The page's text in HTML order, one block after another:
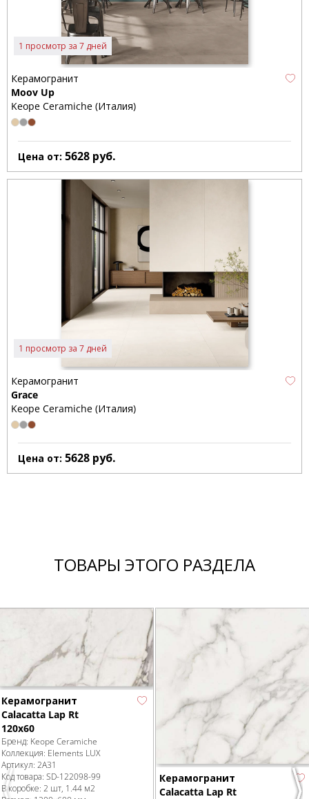
1 просмотр за 7 дней
Керамогранит
Moov Up
Keope Ceramiche (Италия)
Цена от: 5628 руб.
1 просмотр за 7 дней
Керамогранит
Grace
Keope Ceramiche (Италия)
Цена от: 5628 руб.
ТОВАРЫ ЭТОГО РАЗДЕЛА
Керамогранит
Calacatta Lap Rt
120x60
Бренд: Keope Ceramiche
Коллекция: Elements LUX
Артикул: 2A31
Код товара: SD-122098-99
В коробке: 2 шт, 1.44 м2
Керамогранит
Calacatta Lap Rt